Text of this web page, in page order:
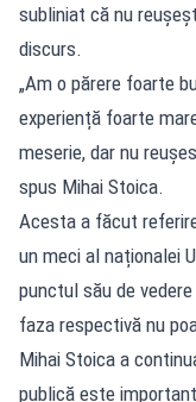
subliniat că nu
discurs.
„Am o părere foarte
experiență foarte
meserie, dar nu
spus Mihai Stoica.
Acesta a făcut
un meci al naționalei
punctul său de
faza respectivă nu
Mihai Stoica a
publică este